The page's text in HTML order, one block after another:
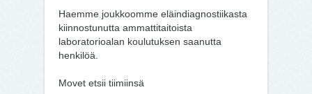
Haemme joukkoomme eläindiagnostiikasta
kiinnostunutta ammattitaitoista
laboratorioalan koulutuksen saanutta
henkilöä.
Movet etsii tiimiinsä